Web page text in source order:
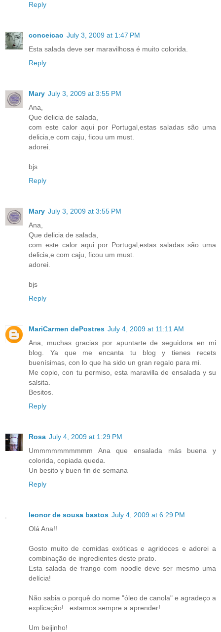
Reply
conceicao July 3, 2009 at 1:47 PM
Esta salada deve ser maravilhosa é muito colorida.
Reply
Mary July 3, 2009 at 3:55 PM
Ana,
Que delicia de salada,
com este calor aqui por Portugal,estas saladas são uma
delicia,e com caju, ficou um must.
adorei.
bjs
Reply
Mary July 3, 2009 at 3:55 PM
Ana,
Que delicia de salada,
com este calor aqui por Portugal,estas saladas são uma
delicia,e com caju, ficou um must.
adorei.
bjs
Reply
MariCarmen dePostres July 4, 2009 at 11:11 AM
Ana, muchas gracias por apuntarte de seguidora en mi
blog. Ya que me encanta tu blog y tienes recets
buenísimas, con lo que ha sido un gran regalo para mi.
Me copio, con tu permiso, esta maravilla de ensalada y su
salsita.
Besitos.
Reply
Rosa July 4, 2009 at 1:29 PM
Ummmmmmmmmm Ana que ensalada más buena y
colorida, copiada queda.
Un besito y buen fin de semana
Reply
leonor de sousa bastos July 4, 2009 at 6:29 PM
Olá Ana!!
Gosto muito de comidas exóticas e agridoces e adorei a
combinação de ingredientes deste prato.
Esta salada de frango com noodle deve ser mesmo uma
delícia!
Não sabia o porquê do nome "óleo de canola" e agradeço a
explicação!...estamos sempre a aprender!
Um beijinho!